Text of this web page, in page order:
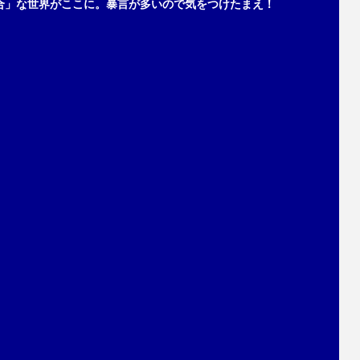
な世界がここに。暴言が多いので気をつけたまえ！